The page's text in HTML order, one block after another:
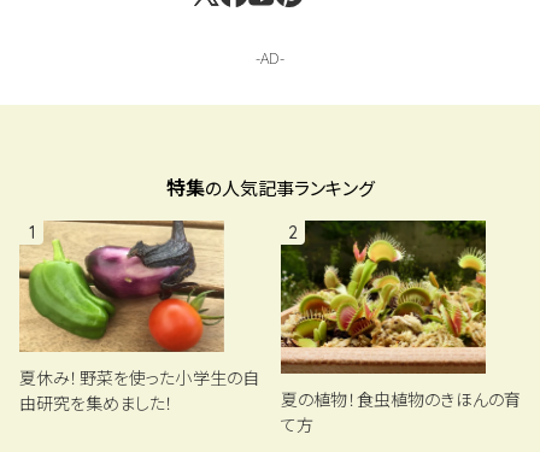
特集の人気記事ランキング
1
夏休み！野菜を使った小学生の自
由研究を集めました！
2
夏の植物！食虫植物のきほんの育
て方